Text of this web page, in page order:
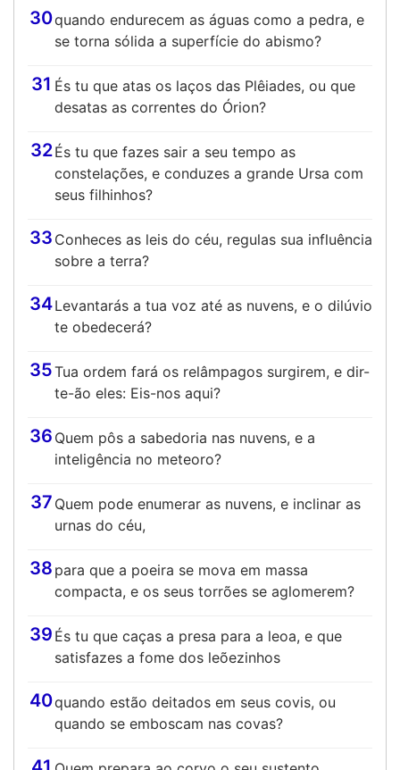
30quando endurecem as águas como a pedra, e
se torna sólida a superfície do abismo?
31 És tu que atas os laços das Plêiades, ou que
desatas as correntes do Órion?
32És tu que fazes sair a seu tempo as
constelações, e conduzes a grande Ursa com
seus filhinhos?
33 Conheces as leis do céu, regulas sua influência
sobre a terra?
34Levantarás a tua voz até as nuvens, e o dilúvio
te obedecerá?
35Tua ordem fará os relâmpagos surgirem, e dir-
te-ão eles: Eis-nos aqui?
36 Quem pôs a sabedoria nas nuvens, e a
inteligência no meteoro?
37 Quem pode enumerar as nuvens, e inclinar as
urnas do céu,
38 para que a poeira se mova em massa
compacta, e os seus torrões se aglomerem?
39 És tu que caças a presa para a leoa, e que
satisfazes a fome dos leõezinhos
40quando estão deitados em seus covis, ou
quando se emboscam nas covas?